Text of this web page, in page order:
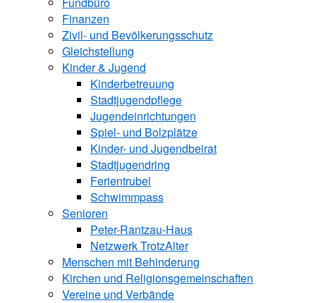
Finanzen
Zivil- und Bevölkerungsschutz
Gleichstellung
Kinder & Jugend
Kinderbetreuung
Stadtjugendpflege
Jugendeinrichtungen
Spiel- und Bolzplätze
Kinder- und Jugendbeirat
Stadtjugendring
Ferientrubel
Schwimmpass
Senioren
Peter-Rantzau-Haus
Netzwerk TrotzAlter
Menschen mit Behinderung
Kirchen und ­Religionsgemeinschaften
Vereine und Verbände